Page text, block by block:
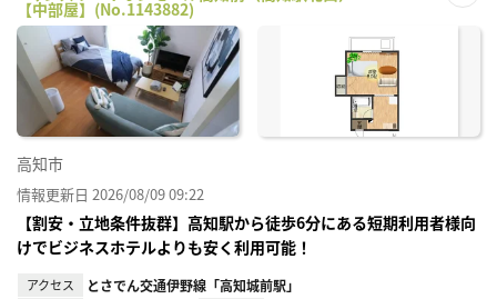
【中部屋】(No.1143882)
に入
高知市
情報更新日 2026/08/09 09:22
【割安・立地条件抜群】高知駅から徒歩6分にある短期利用者様向
けでビジネスホテルよりも安く利用可能！
アクセス とさでん交通伊野線「高知城前駅」